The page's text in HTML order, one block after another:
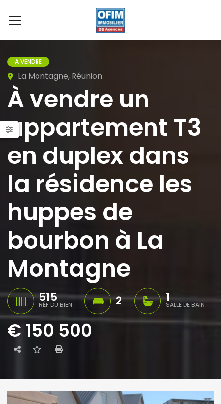
A VENDRE
La Montagne, Réunion
À vendre un
appartement T3
en duplex dans
la résidence les
huppes de
bourbon à La
Montagne
515
RÉF DU BIEN 2 1
SALLE DE BAIN
€ 150 500